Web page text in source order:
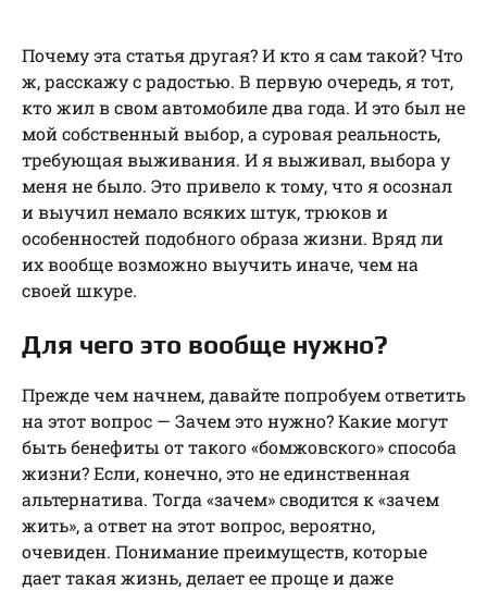
Почему эта статья другая? И кто я сам такой? Что
ж, расскажу с радостью. В первую очередь, я тот,
кто жил в свом автомобиле два года. И это был не
мой собственный выбор, а суровая реальность,
требующая выживания. И я выживал, выбора у
меня не было. Это привело к тому, что я осознал
и выучил немало всяких штук, трюков и
особенностей подобного образа жизни. Вряд ли
их вообще возможно выучить иначе, чем на
своей шкуре.
Для чего это вообще нужно?
Прежде чем начнем, давайте попробуем ответить
на этот вопрос — Зачем это нужно? Какие могут
быть бенефиты от такого «бомжовского» способа
жизни? Если, конечно, это не единственная
альтернатива. Тогда «зачем» сводится к «зачем
жить», а ответ на этот вопрос, вероятно,
очевиден. Понимание преимуществ, которые
дает такая жизнь, делает ее проще и даже